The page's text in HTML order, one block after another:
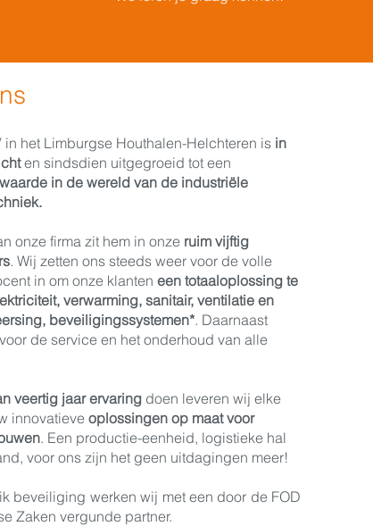
in het Limburgse Houthalen-Helchteren is in
en sindsdien uitgegroeid tot een
in de wereld van de industriële
onze firma zit hem in onze ruim vijftig
. Wij zetten ons steeds weer voor de volle
in om onze klanten een totaaloplossing te
verwarming, sanitair, ventilatie en
beveiligingssystemen*. Daarnaast
de service en het onderhoud van alle
veertig jaar ervaring doen leveren wij elke
innovatieve oplossingen op maat voor
. Een productie-eenheid, logistieke hal
voor ons zijn het geen uitdagingen meer!
beveiliging werken wij met een door de FOD
Zaken vergunde partner.